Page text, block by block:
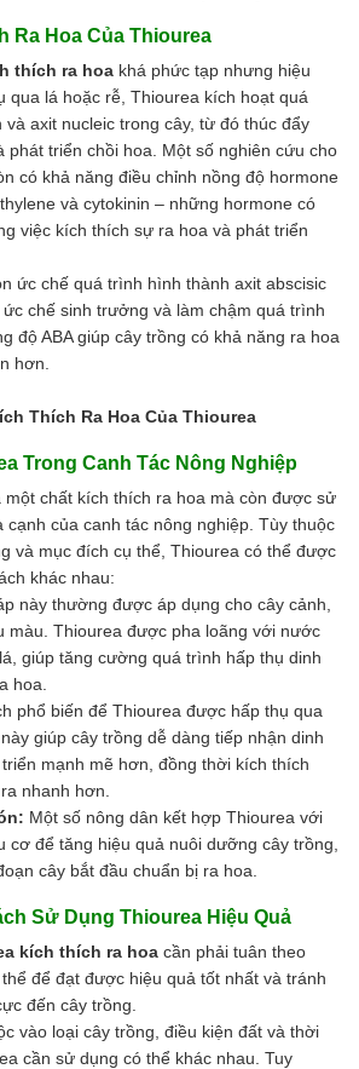
Ra Hoa Của Thiourea
thích ra hoa khá phức tạp nhưng hiệu
qua lá hoặc rễ, Thiourea kích hoạt quá
axit nucleic trong cây, từ đó thúc đẩy
phát triển chồi hoa. Một số nghiên cứu cho
có khả năng điều chỉnh nồng độ hormone
và cytokinin – những hormone có
việc kích thích sự ra hoa và phát triển
ức chế quá trình hình thành axit abscisic
chế sinh trưởng và làm chậm quá trình
độ ABA giúp cây trồng có khả năng ra hoa
hơn.
Thích Ra Hoa Của Thiourea
Trong Canh Tác Nông Nghiệp
một chất kích thích ra hoa mà còn được sử
cạnh của canh tác nông nghiệp. Tùy thuộc
và mục đích cụ thể, Thiourea có thể được
khác nhau:
này thường được áp dụng cho cây cảnh,
màu. Thiourea được pha loãng với nước
giúp tăng cường quá trình hấp thụ dinh
hoa.
phổ biến để Thiourea được hấp thụ qua
giúp cây trồng dễ dàng tiếp nhận dinh
mạnh mẽ hơn, đồng thời kích thích
nhanh hơn.
Một số nông dân kết hợp Thiourea với
cơ để tăng hiệu quả nuôi dưỡng cây trồng,
cây bắt đầu chuẩn bị ra hoa.
Sử Dụng Thiourea Hiệu Quả
kích thích ra hoa cần phải tuân theo
để đạt được hiệu quả tốt nhất và tránh
đến cây trồng.
vào loại cây trồng, điều kiện đất và thời
cần sử dụng có thể khác nhau. Tuy